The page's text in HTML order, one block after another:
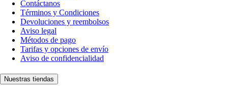
Contáctanos
Términos y Condiciones
Devoluciones y reembolsos
Aviso legal
Métodos de pago
Tarifas y opciones de envío
Aviso de confidencialidad
Nuestras tiendas